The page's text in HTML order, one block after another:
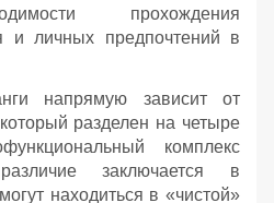
прохождения
и личных предпочтений в
напрямую зависит от
разделен на четыре
комплекс
заключается в
находиться в «чистой»